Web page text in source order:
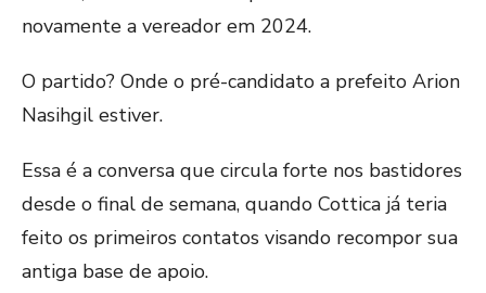
novamente a vereador em 2024.
O partido? Onde o pré-candidato a prefeito Arion
Nasihgil estiver.
Essa é a conversa que circula forte nos bastidores
desde o final de semana, quando Cottica já teria
feito os primeiros contatos visando recompor sua
antiga base de apoio.